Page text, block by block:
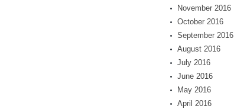
November 2016
October 2016
September 2016
August 2016
July 2016
June 2016
May 2016
April 2016